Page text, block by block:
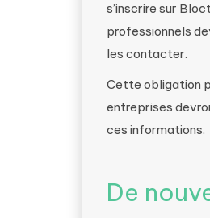
s’inscrire sur
professionnels
les contacter.
Cette obligation
entreprises
ces informations.
De